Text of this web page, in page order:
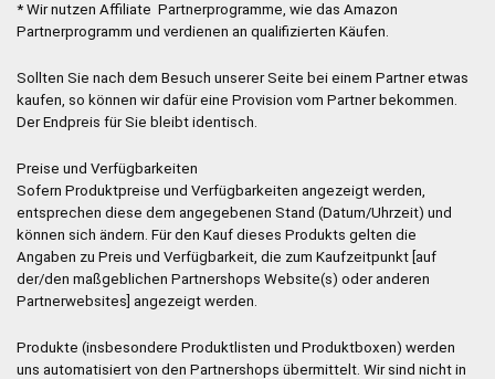
* Wir nutzen Affiliate Partnerprogramme, wie das Amazon
Partnerprogramm und verdienen an qualifizierten Käufen.
Sollten Sie nach dem Besuch unserer Seite bei einem Partner etwas
kaufen, so können wir dafür eine Provision vom Partner bekommen.
Der Endpreis für Sie bleibt identisch.
Preise und Verfügbarkeiten
Sofern Produktpreise und Verfügbarkeiten angezeigt werden,
entsprechen diese dem angegebenen Stand (Datum/Uhrzeit) und
können sich ändern. Für den Kauf dieses Produkts gelten die
Angaben zu Preis und Verfügbarkeit, die zum Kaufzeitpunkt [auf
der/den maßgeblichen Partnershops Website(s) oder anderen
Partnerwebsites] angezeigt werden.
Produkte (insbesondere Produktlisten und Produktboxen) werden
uns automatisiert von den Partnershops übermittelt. Wir sind nicht in